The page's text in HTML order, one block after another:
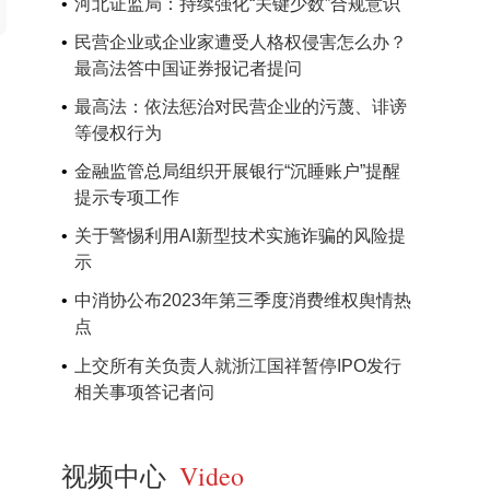
民营企业或企业家遭受人格权侵害怎么办？
最高法答中国证券报记者提问
最高法：依法惩治对民营企业的污蔑、诽谤
等侵权行为
金融监管总局组织开展银行“沉睡账户”提醒
提示专项工作
关于警惕利用AI新型技术实施诈骗的风险提
示
中消协公布2023年第三季度消费维权舆情热
点
上交所有关负责人就浙江国祥暂停IPO发行
相关事项答记者问
视频中心 Video